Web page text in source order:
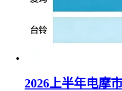
2026上半年电摩